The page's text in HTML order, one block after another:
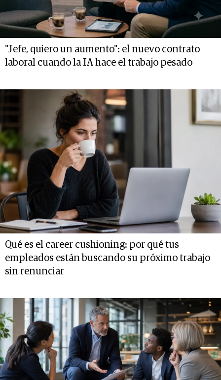
"Jefe, quiero un aumento": el nuevo contrato
laboral cuando la IA hace el trabajo pesado
Qué es el career cushioning: por qué tus
empleados están buscando su próximo trabajo
sin renunciar